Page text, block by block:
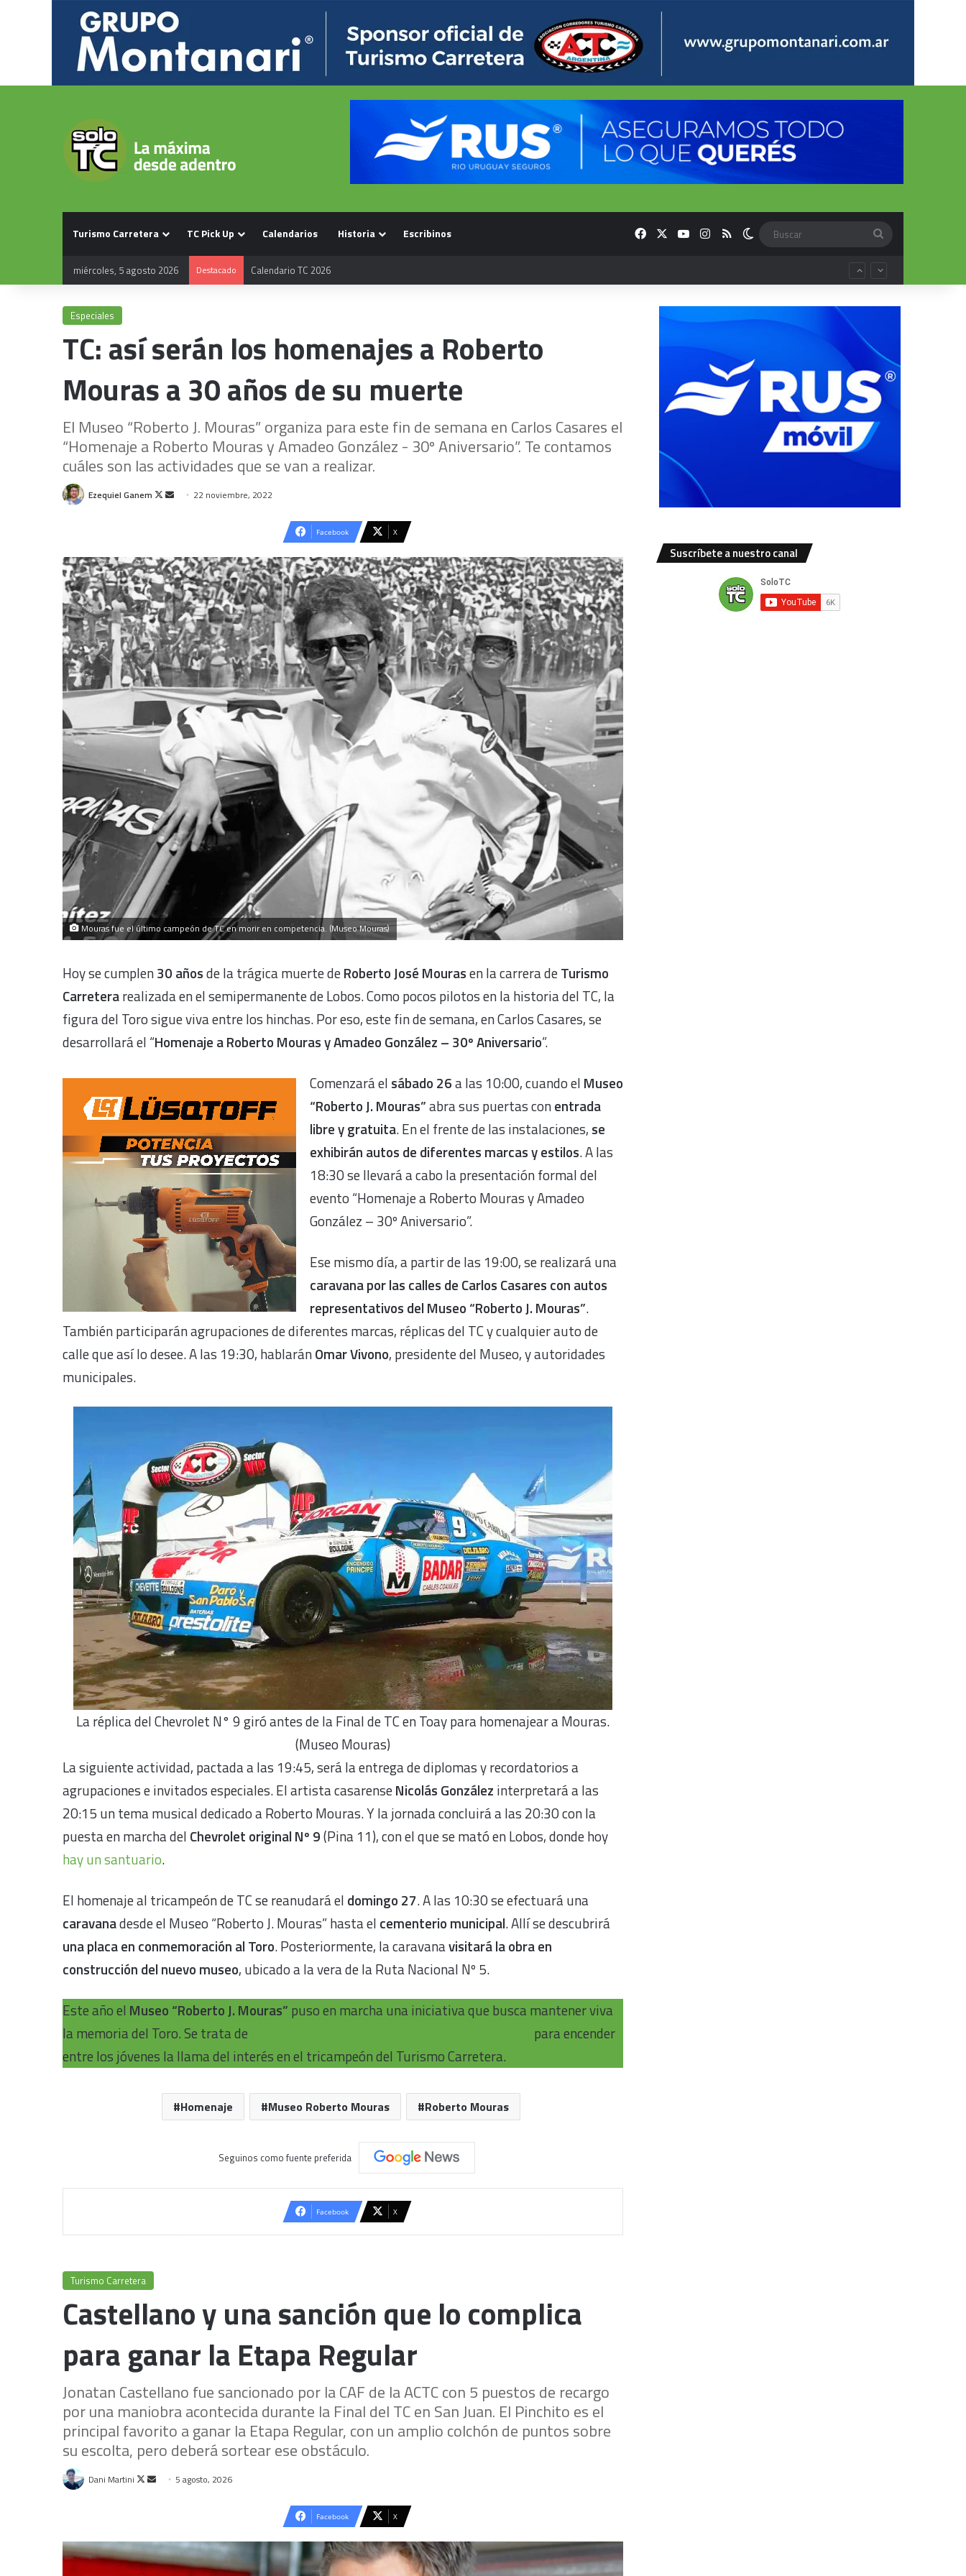
Turismo Carretera TC Pick Up Calendarios Historia Escribinos FacebookYouTubeInstagram
RSS Switch skin
miércoles, 5 agosto 2026 Destacado Calendario TC 2026
Especiales
TC: así serán los homenajes a Roberto
Mouras a 30 años de su muerte
El Museo “Roberto J. Mouras” organiza para este fin de semana en Carlos Casares el
“Homenaje a Roberto Mouras y Amadeo González - 30º Aniversario”. Te contamos
cuáles son las actividades que se van a realizar.
Ezequiel Ganem
Follow
Send 22 noviembre, 2022
Facebook X
Mouras fue el último campeón de TC en morir en competencia. (Museo Mouras)
Hoy se cumplen30 añosde la trágica muerte deRoberto José Mourasen la carrera deTurismo
Carreterarealizada en el semipermanente de Lobos. Como pocos pilotos en la historia del TC, la
figura del Toro sigue viva entre los hinchas. Por eso, este fin de semana, en Carlos Casares, se
desarrollará el “Homenaje a Roberto Mouras y Amadeo González – 30º Aniversario”.
Comenzará el sábado 26a las 10:00, cuando el Museo
“Roberto J. Mouras”abra sus puertas conentrada
libre y gratuita. En el frente de las instalaciones, se
exhibirán autos de diferentes marcas y estilos. A las
18:30 se llevará a cabo la presentación formal del
evento “Homenaje a Roberto Mouras y Amadeo
González – 30º Aniversario”.
Ese mismo día, a partir de las 19:00, se realizará una
caravana por las calles de Carlos Casares con autos
representativos del Museo “Roberto J. Mouras”.
También participarán agrupaciones de diferentes marcas, réplicas del TC y cualquier auto de
calle que así lo desee. A las 19:30, hablaránOmar Vivono, presidente del Museo, y autoridades
municipales.
La réplica del Chevrolet N° 9 giró antes de la Final de TC en Toay para homenajear a Mouras.
(Museo Mouras)
La siguiente actividad, pactada a las 19:45, será la entrega de diplomas y recordatorios a
agrupaciones e invitados especiales. El artista casarenseNicolás González interpretará a las
20:15 un tema musical dedicado a Roberto Mouras. Y la jornada concluirá a las 20:30 con la
puesta en marcha del Chevrolet original Nº 9(Pina 11), con el que se mató en Lobos, donde hoy
hay un santuario.
El homenaje al tricampeón de TC se reanudará el domingo 27. A las 10:30 se efectuará una
caravanadesde el Museo “Roberto J. Mouras” hasta el cementerio municipal. Allí se descubrirá
una placa en conmemoración al Toro. Posteriormente, la caravanavisitará la obra en
construcción del nuevo museo, ubicado a la vera de la Ruta Nacional Nº 5.
Este año el Museo “Roberto J. Mouras” puso en marcha una iniciativa que busca mantener viva
la memoria del Toro. Se trata de
para encender
entre los jóvenes la llama del interés en el tricampeón del Turismo Carretera.
Homenaje Museo Roberto Mouras Roberto Mouras
Seguinos como fuente preferida
Facebook X
Suscríbete a nuestro canal